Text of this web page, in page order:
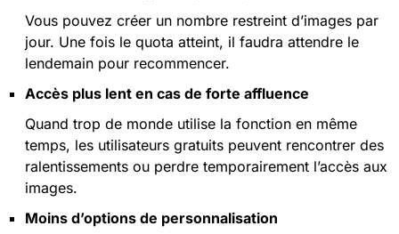
Vous pouvez créer un nombre restreint d’images par
jour. Une fois le quota atteint, il faudra attendre le
lendemain pour recommencer.
Accès plus lent en cas de forte affluence
Quand trop de monde utilise la fonction en même
temps, les utilisateurs gratuits peuvent rencontrer des
ralentissements ou perdre temporairement l’accès aux
images.
Moins d’options de personnalisation